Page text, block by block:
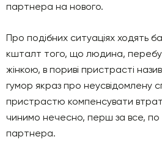
партнера на нового.
Про подібних ситуаціях ходять
кшталт того, що людина,
жінкою, в пориві пристрасті
гумор якраз про неусвідомлену
пристрастю компенсувати
чинимо нечесно, перш за все,
партнера.